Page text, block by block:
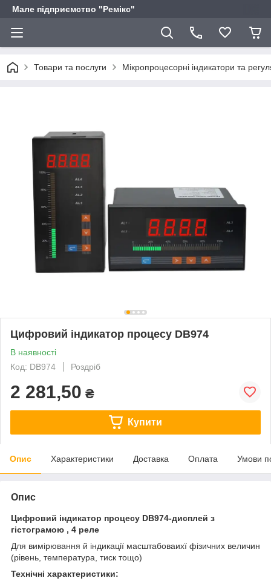
Мале підприємство "Ремікс"
Товари та послуги Мікропроцесорні індикатори та
Цифровий індикатор процесу DB974
В наявності
Код: DB974
Роздріб
2 281,50 ₴
Купити
Опис Характеристики Доставка Оплата Умови
Опис
Цифровий індикатор процесу DB974-дисплей з
гістограмою , 4 реле
Для вимірювання й індикації масштабоваихї фізичних величин
(рівень, температура, тиск тощо)
Технічні характеристики: